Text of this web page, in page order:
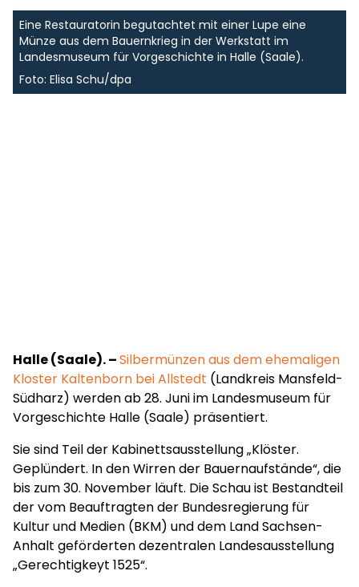
Eine Restauratorin begutachtet mit einer Lupe eine
Münze aus dem Bauernkrieg in der Werkstatt im
Landesmuseum für Vorgeschichte in Halle (Saale).
Foto: Elisa Schu/dpa
Halle (Saale). –Silbermünzen aus dem ehemaligen
Kloster Kaltenborn bei Allstedt (Landkreis Mansfeld-
Südharz) werden ab 28. Juni im Landesmuseum für
Vorgeschichte Halle (Saale) präsentiert.
Sie sind Teil der Kabinettsausstellung „Klöster.
Geplündert. In den Wirren der Bauernaufstände“, die
bis zum 30. November läuft. Die Schau ist Bestandteil
der vom Beauftragten der Bundesregierung für
Kultur und Medien (BKM) und dem Land Sachsen-
Anhalt geförderten dezentralen Landesausstellung
„Gerechtigkeyt 1525“.